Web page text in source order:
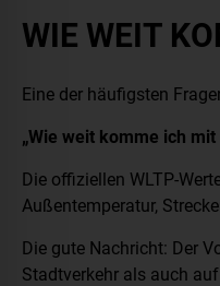
WIE WEIT
Eine der häufigsten
„Wie weit komme ich
Die offiziellen WLTP-
Außentemperatur,
Die gute Nachricht: Der
Stadtverkehr als auch